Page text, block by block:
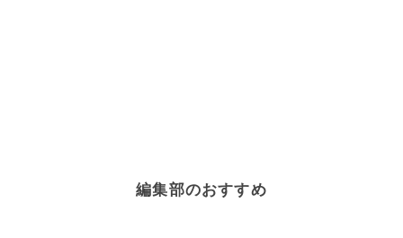
編集部のおすすめ